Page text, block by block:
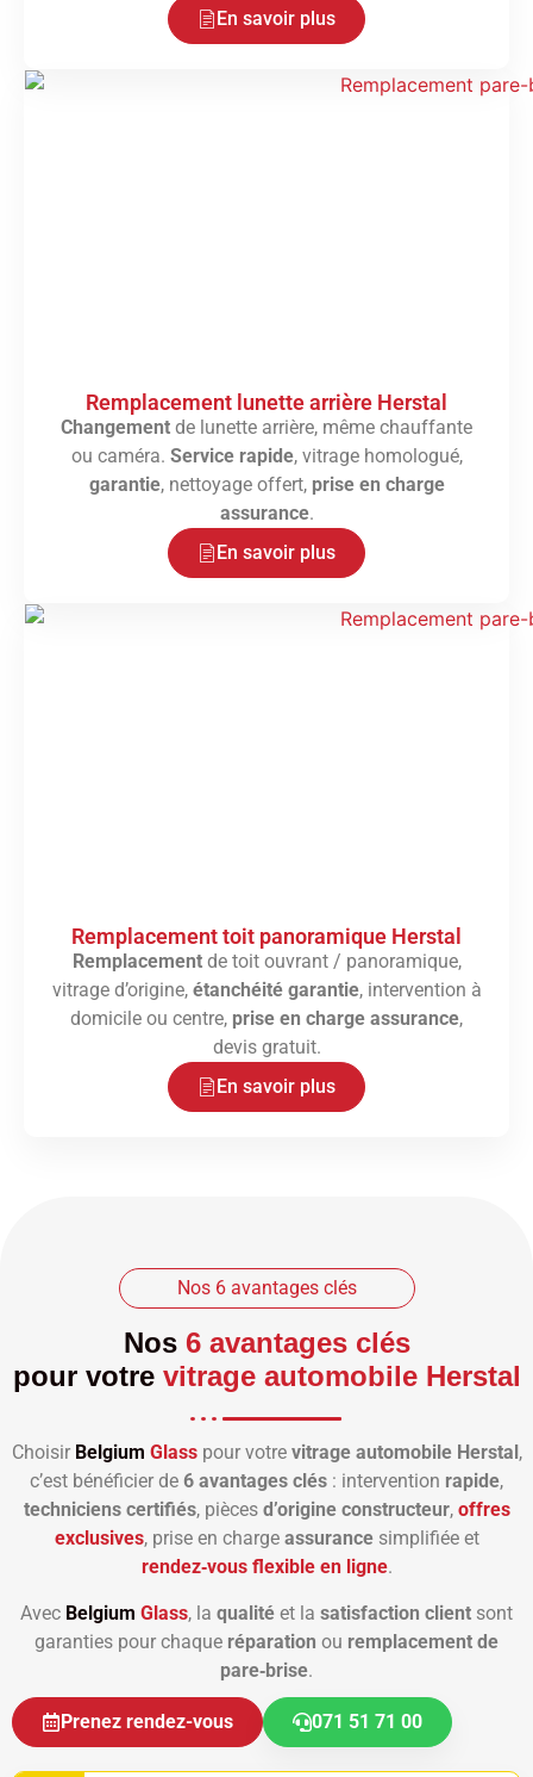
En savoir plus
Remplacement lunette arrière Herstal
Changement de lunette arrière, même chauffante
ou caméra. Service rapide, vitrage homologué,
garantie, nettoyage offert, prise en charge
assurance.
En savoir plus
Remplacement toit panoramique Herstal
Remplacementde toit ouvrant / panoramique,
vitrage d’origine, étanchéité garantie, intervention à
domicile ou centre, prise en charge assurance,
devis gratuit.
En savoir plus
Nos 6 avantages clés
Nos 6 avantages clés
pour votre vitrage automobile Herstal
Choisir Belgium Glasspour votre vitrage automobile Herstal ,
c’est bénéficier de 6 avantages clés : intervention rapide,
techniciens certifiés, pièces d’origine constructeur, offres
exclusives, prise en charge assurancesimplifiée et
rendez‑vous flexible en ligne.
Avec Belgium Glass, la qualité et la satisfaction client sont
garanties pour chaque réparation ou remplacement de
pare‑brise.
Prenez rendez-vous 071 51 71 00